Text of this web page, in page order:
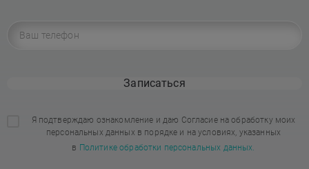
Записаться
Я подтверждаю ознакомление и даю Согласие на обработку моих
персональных данных в порядке и на условиях, указанных
в Политике обработки персональных данных.